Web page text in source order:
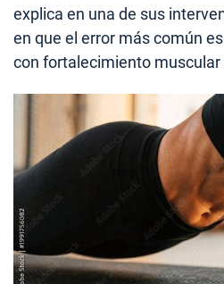
explica en una de sus
en que el error más común
con fortalecimiento